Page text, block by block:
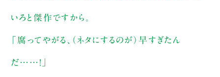
いろと傑作ですから。
「腐ってやがる、（ネタにするのが）早すぎたん
だ……！」